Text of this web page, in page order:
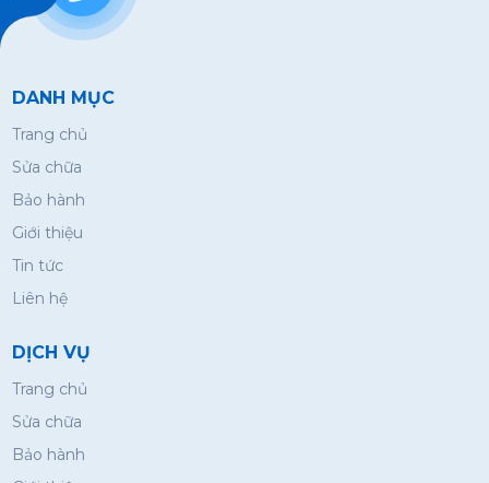
DANH MỤC
Trang chủ
Sửa chữa
Bảo hành
Giới thiệu
Tin tức
Liên hệ
DỊCH VỤ
Trang chủ
Sửa chữa
Bảo hành